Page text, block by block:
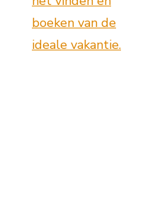
boeken van de
ideale vakantie.